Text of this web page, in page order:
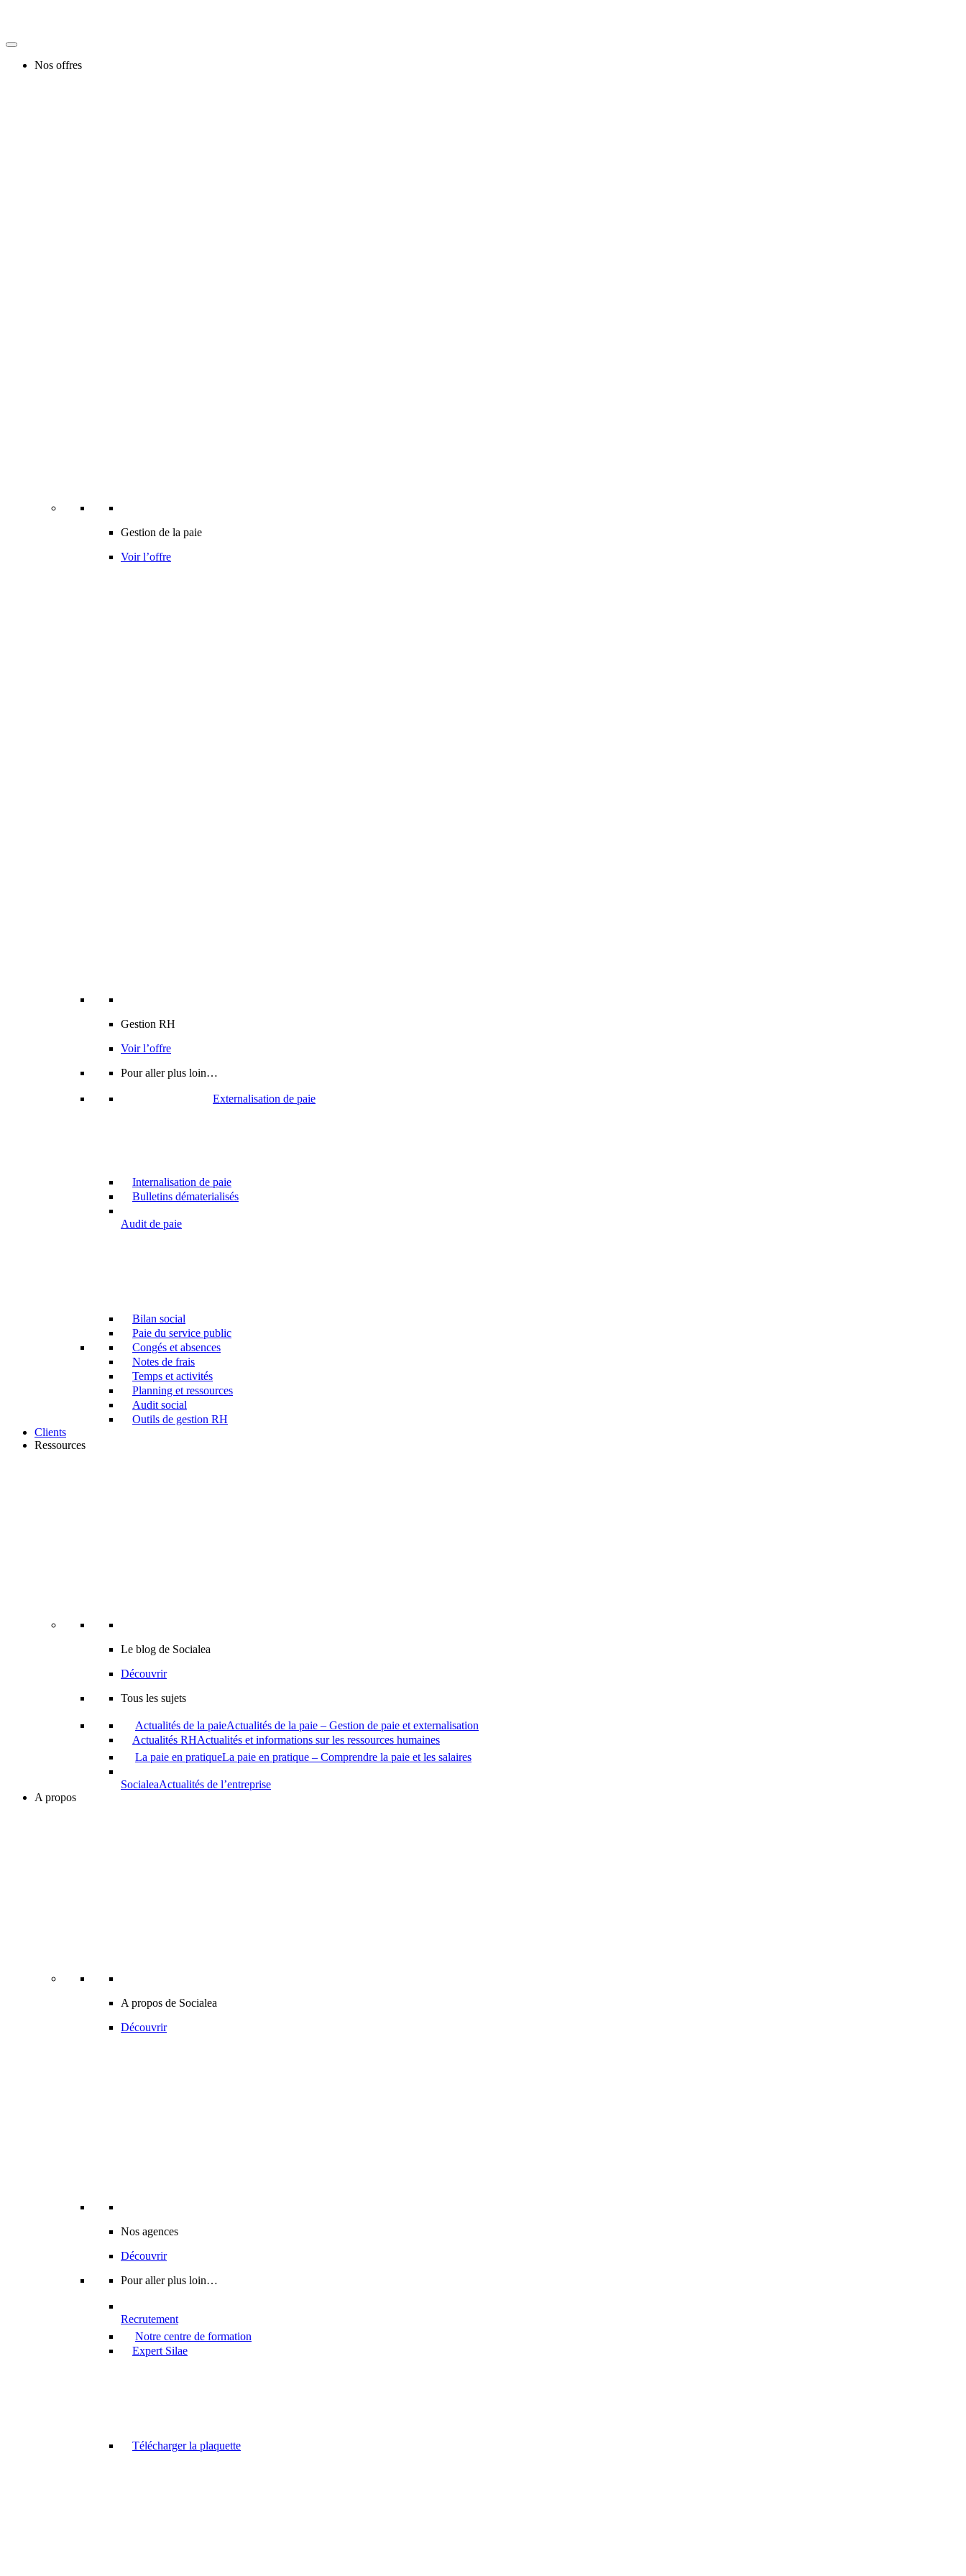
Nos offres
Gestion de la paie
Voir l’offre
Gestion RH
Voir l’offre
Pour aller plus loin…
Externalisation de paie
Internalisation de paie
Bulletins dématerialisés
Audit de paie
Bilan social
Paie du service public
Congés et absences
Notes de frais
Temps et activités
Planning et ressources
Audit social
Outils de gestion RH
Clients
Ressources
Le blog de Socialea
Découvrir
Tous les sujets
Actualités de la paieActualités de la paie – Gestion de paie et externalisation
Actualités RHActualités et informations sur les ressources humaines
La paie en pratiqueLa paie en pratique – Comprendre la paie et les salaires
SocialeaActualités de l’entreprise
A propos
A propos de Socialea
Découvrir
Nos agences
Découvrir
Pour aller plus loin…
Recrutement
Notre centre de formation
Expert Silae
Télécharger la plaquette